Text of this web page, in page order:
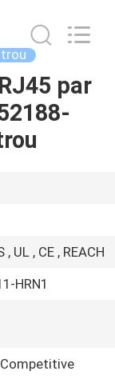
par
, UL , CE , REACH
HRN1